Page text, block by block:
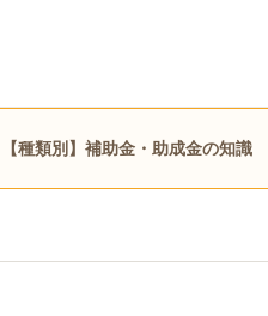
【種類別】補助金・助成金の知識